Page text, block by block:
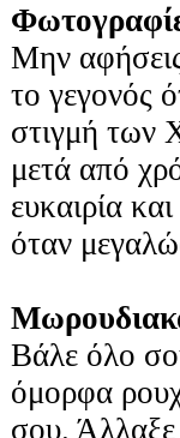
Μην
το γεγονός
στιγμή των
μετά από
ευκαιρία
όταν
Βάλε όλο
όμορφα
σου.